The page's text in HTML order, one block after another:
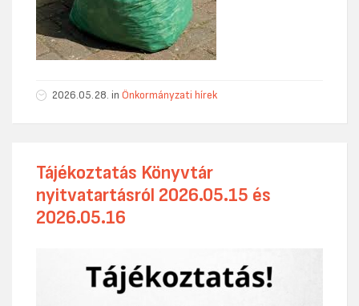
2026.05.28. in Önkormányzati hírek
Tájékoztatás Könyvtár
nyitvatartásról 2026.05.15 és
2026.05.16